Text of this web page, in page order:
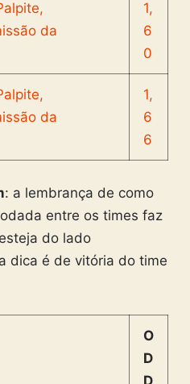
1,
6
0
1,
6
6
: a lembrança de como
entre os times faz
do lado
dica é de vitória do time
O
D
D